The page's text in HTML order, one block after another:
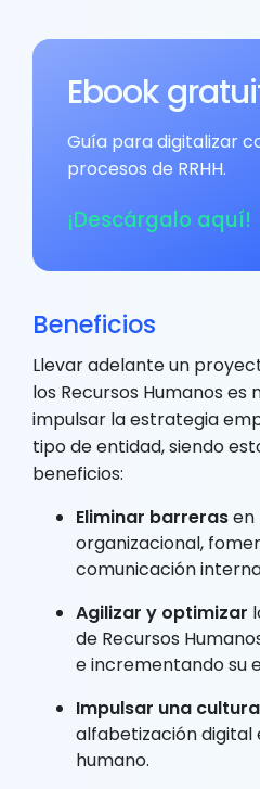
Ebook
Guía para digitalizar
procesos de RRHH.
¡Descárgalo aquí!
Beneficios
Llevar adelante un
los Recursos Humanos es
impulsar la estrategia
tipo de entidad, siendo
beneficios:
Eliminar barrerasen
organizacional,
comunicación
Agilizar y optimizar
de Recursos
e incrementando su
Impulsar una
alfabetización
humano.